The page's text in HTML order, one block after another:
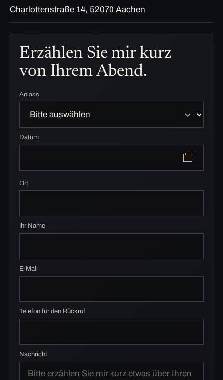
Charlottenstraße 14, 52070 Aachen
Erzählen Sie mir kurz
von Ihrem Abend.
Anlass
Datum
Ort
Ihr Name
E-Mail
Telefon für den Rückruf
Nachricht